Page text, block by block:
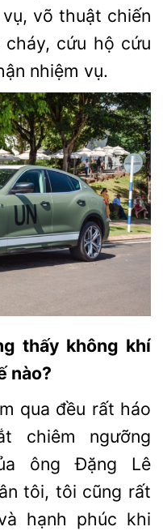
võ thuật chiến
cứu hộ cứu
nhiệm vụ.
thấy không khí
nào?
qua đều rất háo
chiêm ngưỡng
ông Đặng Lê
tôi, tôi cũng rất
hạnh phúc khi